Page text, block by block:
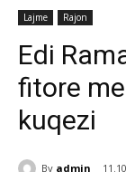
Lajme Rajon
Edi
fitore
kuqezi
By admin